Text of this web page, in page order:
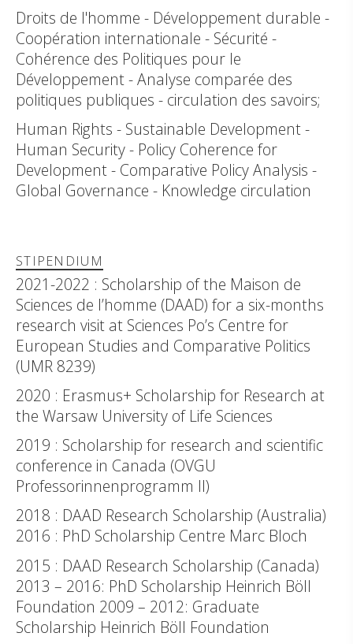
Droits de l'homme - Développement durable -
Coopération internationale - Sécurité -
Cohérence des Politiques pour le
Développement - Analyse comparée des
politiques publiques - circulation des savoirs;
Human Rights - Sustainable Development -
Human Security - Policy Coherence for
Development - Comparative Policy Analysis -
Global Governance - Knowledge circulation
STIPENDIUM
2021-2022 : Scholarship of the Maison de
Sciences de l’homme (DAAD) for a six-months
research visit at Sciences Po’s Centre for
European Studies and Comparative Politics
(UMR 8239)
2020 : Erasmus+ Scholarship for Research at
the Warsaw University of Life Sciences
2019 : Scholarship for research and scientific
conference in Canada (OVGU
Professorinnenprogramm II)
2018 : DAAD Research Scholarship (Australia)
2016 : PhD Scholarship Centre Marc Bloch
2015 : DAAD Research Scholarship (Canada)
2013 – 2016: PhD Scholarship Heinrich Böll
Foundation 2009 – 2012: Graduate
Scholarship Heinrich Böll Foundation